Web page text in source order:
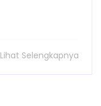
Lihat Selengkapnya